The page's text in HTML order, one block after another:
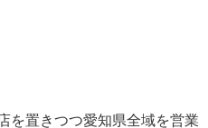
を置きつつ愛知県全域を営業